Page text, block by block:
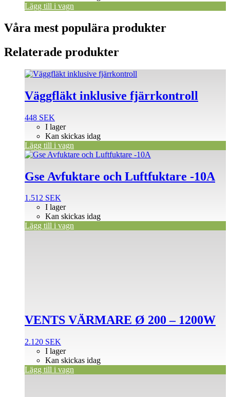
Lägg till i vagn
Våra mest populära produkter
Relaterade produkter
Väggfläkt inklusive fjärrkontroll
448 SEK
I lager
Kan skickas idag
Lägg till i vagn
Gse Avfuktare och Luftfuktare -10A
1.512 SEK
I lager
Kan skickas idag
Lägg till i vagn
VENTS VÄRMARE Ø 200 – 1200W
2.120 SEK
I lager
Kan skickas idag
Lägg till i vagn